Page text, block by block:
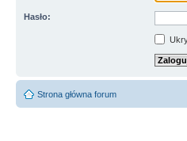
Hasło:
Strona główna forum